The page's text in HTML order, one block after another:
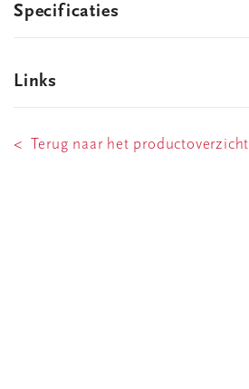
Specificaties
Links
< Terug naar het productoverzicht